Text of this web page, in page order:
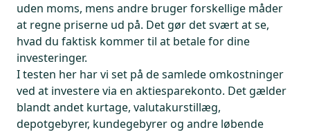
uden moms, mens andre bruger forskellige måder
at regne priserne ud på. Det gør det svært at se,
hvad du faktisk kommer til at betale for dine
investeringer.
I testen her har vi set på de samlede omkostninger
ved at investere via en aktiesparekonto. Det gælder
blandt andet kurtage, valutakurstillæg,
depotgebyrer, kundegebyrer og andre løbende